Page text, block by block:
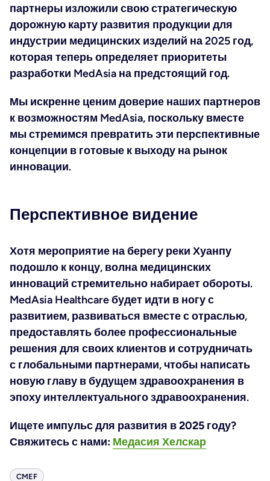
партнеры изложили свою стратегическую
дорожную карту развития продукции для
индустрии медицинских изделий на 2025 год,
которая теперь определяет приоритеты
разработки MedAsia на предстоящий год.
Мы искренне ценим доверие наших партнеров
к возможностям MedAsia, поскольку вместе
мы стремимся превратить эти перспективные
концепции в готовые к выходу на рынок
инновации.
Перспективное видение
Хотя мероприятие на берегу реки Хуанпу
подошло к концу, волна медицинских
инноваций стремительно набирает обороты.
MedAsia Healthcare будет идти в ногу с
развитием, развиваться вместе с отраслью,
предоставлять более профессиональные
решения для своих клиентов и сотрудничать
с глобальными партнерами, чтобы написать
новую главу в будущем здравоохранения в
эпоху интеллектуального здравоохранения.
Ищете импульс для развития в 2025 году?
Свяжитесь с нами: Медасия Хелскар
CMEF